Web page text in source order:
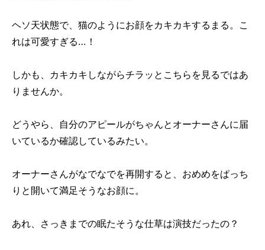
ヘソ天状態で、猫のようにお顔をカキカキするまる。こ
れは可愛すぎる…！
しかも、カキカキしながらチラッとこちらを見るではあ
りませんか。
どうやら、自分のアピールがちゃんとオーナーさんに届
いているか確認しているみたい。
オーナーさんがなでなでを再開すると、おめめをぱっち
りと開いて満足そうなお顔に。
あれ、さっきまでの眠たそうな仕草は演技だったの？